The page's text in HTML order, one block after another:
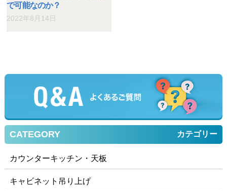
で可能なのか？
2022年8月14日
CATEGORY カテゴリー
カウンターキッチン・天板
キャビネット吊り上げ